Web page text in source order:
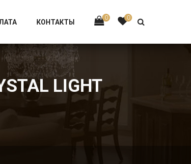
0 0
КОНТАКТЫ
LIGHT